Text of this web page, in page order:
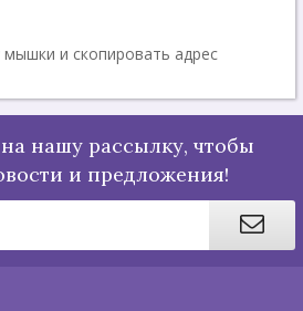
и скопировать адрес
нашу рассылку, чтобы
и предложения!